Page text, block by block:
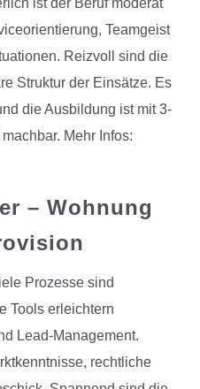
ist der Beruf moderat
Teamgeist
Reizvoll sind die
Struktur der Einsätze. Es
die Ausbildung ist mit 3-
Mehr Infos:
– Wohnung
Prozesse sind
Tools erleichtern
Lead-Management.
rechtliche